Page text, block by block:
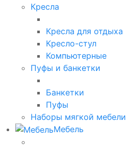
Кресла
Кресла для отдыха
Кресло-стул
Компьютерные
Пуфы и банкетки
Банкетки
Пуфы
Наборы мягкой мебели
Мебель